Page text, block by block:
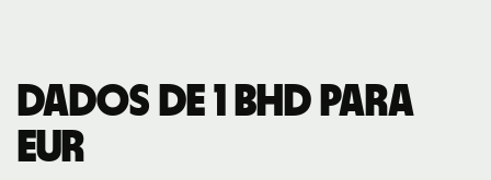
Dados de 1 BHD para
EUR